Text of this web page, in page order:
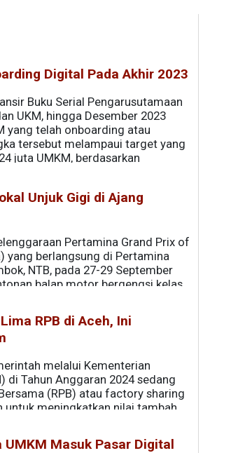
Digital Pada Akhir 2023
Buku Serial Pengarusutamaan
UKM, hingga Desember 2023
yang telah onboarding atau
tersebut melampaui target yang
juta UMKM, berdasarkan
Unjuk Gigi di Ajang
Pertamina Grand Prix of
yang berlangsung di Pertamina
NTB, pada 27-29 September
balap motor bergengsi kelas
Mikro, Kecil, dan Menengah
RPB di Aceh, Ini
melalui Kementerian
di Tahun Anggaran 2024 sedang
(RPB) atau factory sharing
untuk meningkatkan nilai tambah
Masuk Pasar Digital